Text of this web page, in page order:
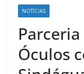
NOTÍCIAS
Óculos